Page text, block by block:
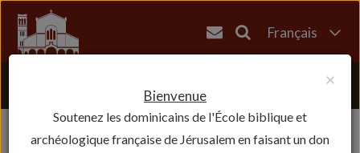
Français
עברית
×
Bienvenue
Soutenez les dominicains de l'École biblique et
archéologique française de Jérusalem en faisant un don